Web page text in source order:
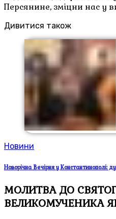
Персянине, зміцни нас у
Дивитися також
Новини
Новорічна Вечірня у Константинополі:
МОЛИТВА ДО
ВЕЛИКОМУЧЕНИКА